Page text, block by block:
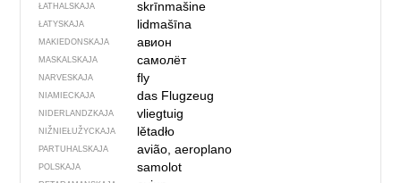
ŁATHALSKAJA skrīnmašine
ŁATYSKAJA lidmašīna
MAKIEDONSKAJA авион
MASKALSKAJA самолёт
NARVESKAJA fly
NIAMIECKAJA das Flugzeug
NIDERLANDZKAJA vliegtuig
NIŽNIEŁUŽYCKAJA lětadło
PARTUHALSKAJA avião, aeroplano
POLSKAJA samolot